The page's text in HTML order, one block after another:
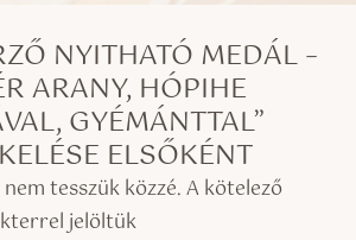
NYITHATÓ MEDÁL –
ARANY, HÓPIHE
GYÉMÁNTTAL”
ELSŐKÉNT
tesszük közzé.A kötelező
jelöltük